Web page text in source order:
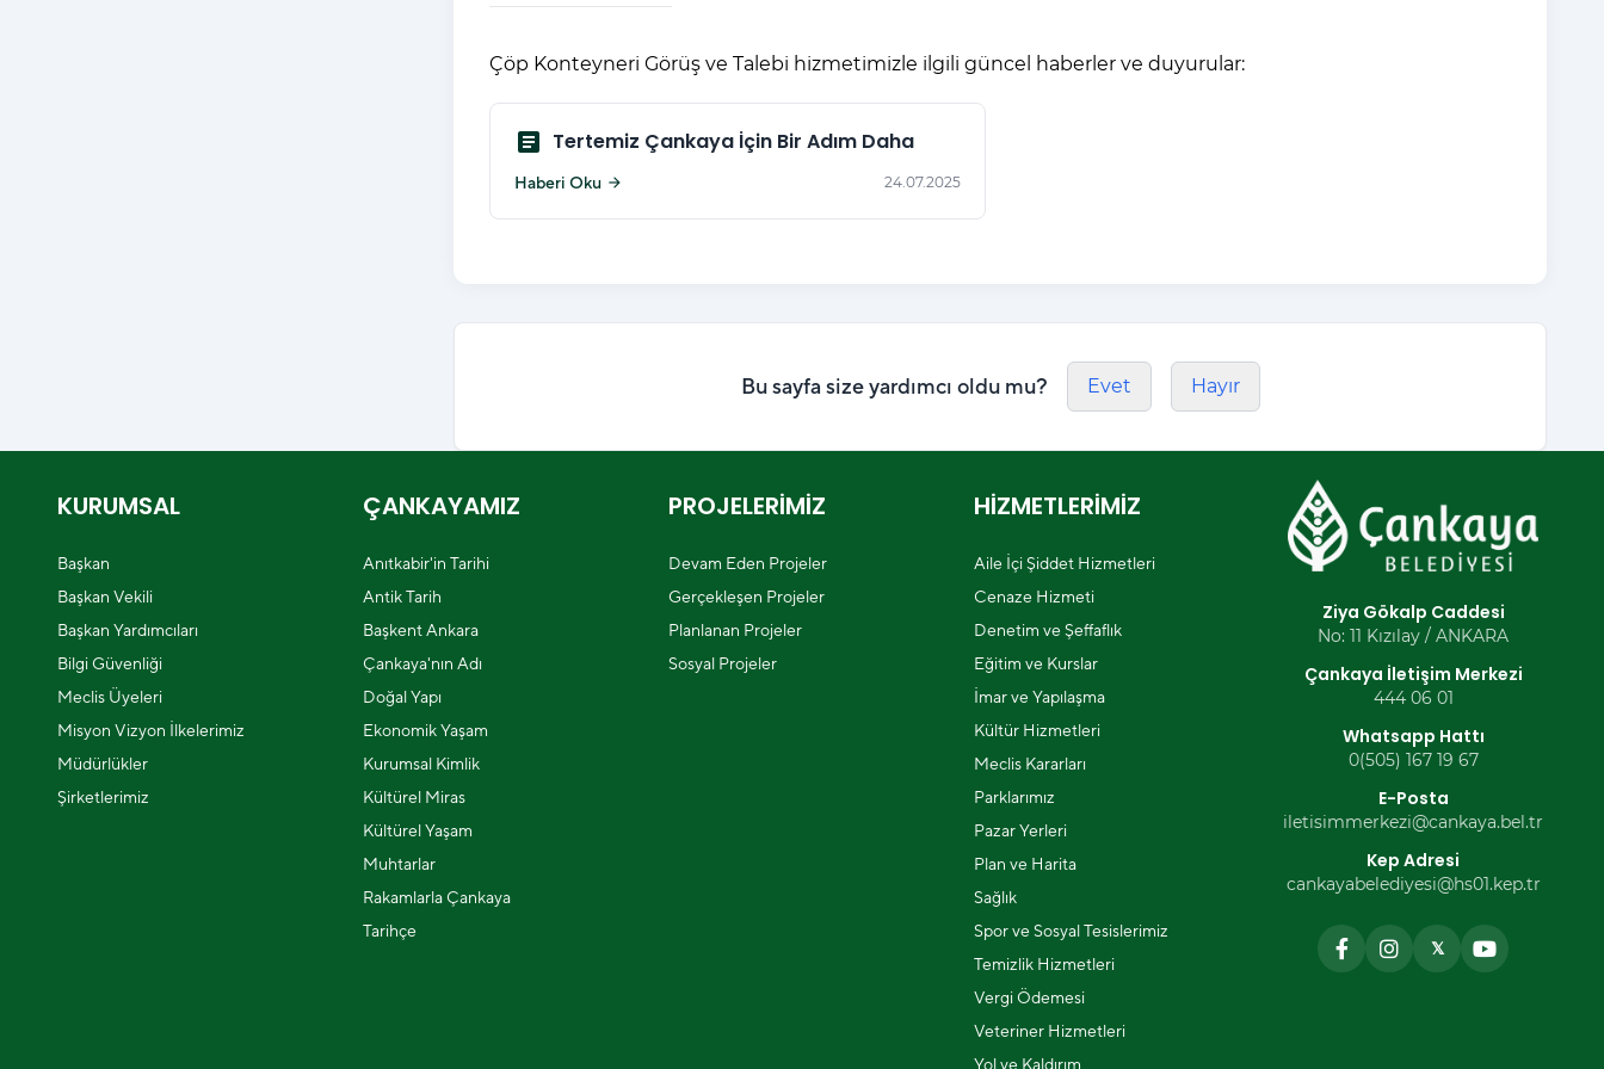
Çöp Konteyneri Görüş ve Talebi hizmetimizle ilgili güncel haberler ve duyurular:
article Tertemiz Çankaya İçin Bir Adım Daha
Haberi Oku arrow_forward 24.07.2025
Bu sayfa size yardımcı oldu mu? Evet Hayır
KURUMSAL
Başkan
Başkan Vekili
Başkan Yardımcıları
Bilgi Güvenliği
Meclis Üyeleri
Misyon Vizyon İlkelerimiz
Müdürlükler
Şirketlerimiz
ÇANKAYAMIZ
Anıtkabir'in Tarihi
Antik Tarih
Başkent Ankara
Çankaya'nın Adı
Doğal Yapı
Ekonomik Yaşam
Kurumsal Kimlik
Kültürel Miras
Kültürel Yaşam
Muhtarlar
Rakamlarla Çankaya
Tarihçe
PROJELERİMİZ
Devam Eden Projeler
Gerçekleşen Projeler
Planlanan Projeler
Sosyal Projeler
HİZMETLERİMİZ
Aile İçi Şiddet Hizmetleri
Cenaze Hizmeti
Denetim ve Şeffaflık
Eğitim ve Kurslar
İmar ve Yapılaşma
Kültür Hizmetleri
Meclis Kararları
Parklarımız
Pazar Yerleri
Plan ve Harita
Sağlık
Spor ve Sosyal Tesislerimiz
Temizlik Hizmetleri
Vergi Ödemesi
Veteriner Hizmetleri
Yol ve Kaldırım
Ziya Gökalp Caddesi
No: 11 Kızılay / ANKARA
Çankaya İletişim Merkezi
444 06 01
Whatsapp Hattı
0(505) 167 19 67
E-Posta
iletisimmerkezi@cankaya.bel.tr
Kep Adresi
cankayabelediyesi@hs01.kep.tr
𝕏